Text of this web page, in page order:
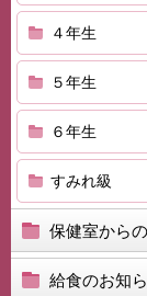
４年生
５年生
６年生
すみれ級
保健室から
給食のお知